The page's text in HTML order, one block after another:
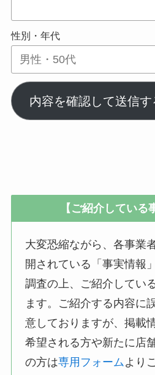
性別・年代
内容を確認して送信す
【ご紹介している
大変恐縮ながら、各事業
開されている「事実情報
調査の上、ご紹介してい
ます。ご紹介する内容に
意しておりますが、掲載
希望される方や新たに店
の方は専用フォームより